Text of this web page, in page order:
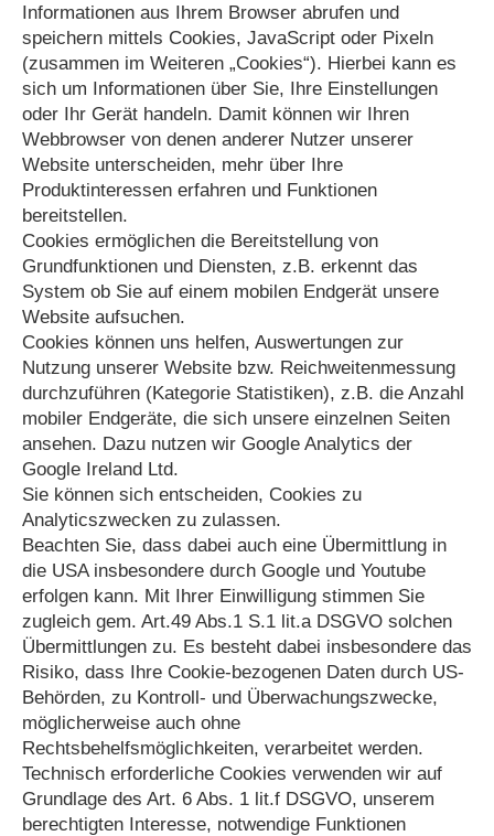
Informationen aus Ihrem Browser abrufen und
speichern mittels Cookies, JavaScript oder Pixeln
(zusammen im Weiteren „Cookies“). Hierbei kann es
sich um Informationen über Sie, Ihre Einstellungen
oder Ihr Gerät handeln. Damit können wir Ihren
Webbrowser von denen anderer Nutzer unserer
Website unterscheiden, mehr über Ihre
Produktinteressen erfahren und Funktionen
bereitstellen.
Cookies ermöglichen die Bereitstellung von
Grundfunktionen und Diensten, z.B. erkennt das
System ob Sie auf einem mobilen Endgerät unsere
Website aufsuchen.
Cookies können uns helfen, Auswertungen zur
Nutzung unserer Website bzw. Reichweitenmessung
durchzuführen (Kategorie Statistiken), z.B. die Anzahl
mobiler Endgeräte, die sich unsere einzelnen Seiten
ansehen. Dazu nutzen wir Google Analytics der
Google Ireland Ltd.
Sie können sich entscheiden, Cookies zu
Analyticszwecken zu zulassen.
Beachten Sie, dass dabei auch eine Übermittlung in
die USA insbesondere durch Google und Youtube
erfolgen kann. Mit Ihrer Einwilligung stimmen Sie
zugleich gem. Art.49 Abs.1 S.1 lit.a DSGVO solchen
Übermittlungen zu. Es besteht dabei insbesondere das
Risiko, dass Ihre Cookie-bezogenen Daten durch US-
Behörden, zu Kontroll- und Überwachungszwecke,
möglicherweise auch ohne
Rechtsbehelfsmöglichkeiten, verarbeitet werden.
Technisch erforderliche Cookies verwenden wir auf
Grundlage des Art. 6 Abs. 1 lit.f DSGVO, unserem
berechtigten Interesse, notwendige Funktionen